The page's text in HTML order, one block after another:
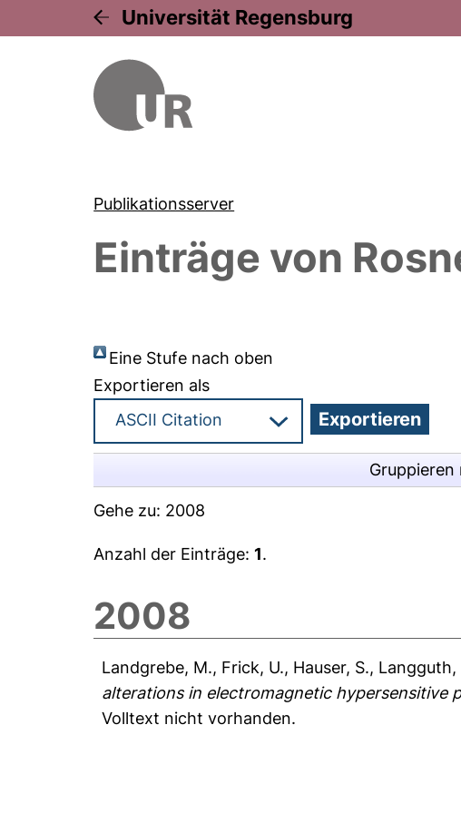
Universität Regensburg
Publikationsserver
Einträge von
Eine Stufe nach oben
Exportieren als
Gruppieren
Gehe zu: 2008
Anzahl der Einträge:1.
2008
Landgrebe, M., Frick, U., Hauser, S., Langguth,
alterations in electromagnetic hypersensitive
Volltext nicht vorhanden.